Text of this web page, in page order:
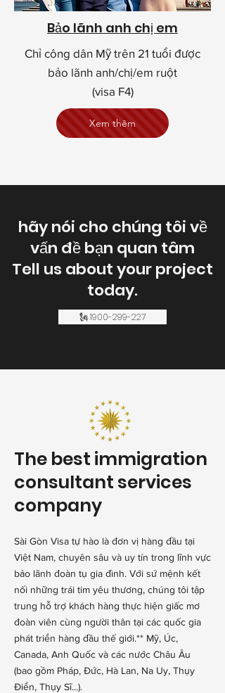
Bảo lãnh anh chị em
Chỉ công dân Mỹ trên 21 tuổi được
bảo lãnh anh/chị/em ruột
(visa F4)
Xem thêm
hãy nói cho chúng tôi về
vấn đề bạn quan tâm
Tell us about your project
today.
🗽 1900-299-227
The best immigration
consultant services
company
Sài Gòn Visa tự hào là đơn vị hàng đầu tại
Việt Nam, chuyên sâu và uy tín trong lĩnh vực
bảo lãnh đoàn tụ gia đình. Với sứ mệnh kết
nối những trái tim yêu thương, chúng tôi tập
trung hỗ trợ khách hàng thực hiện giấc mơ
đoàn viên cùng người thân tại các quốc gia
phát triển hàng đầu thế giới.** Mỹ, Úc,
Canada, Anh Quốc và các nước Châu Âu
(bao gồm Pháp, Đức, Hà Lan, Na Uy, Thụy
Điển, Thụy Sĩ...).